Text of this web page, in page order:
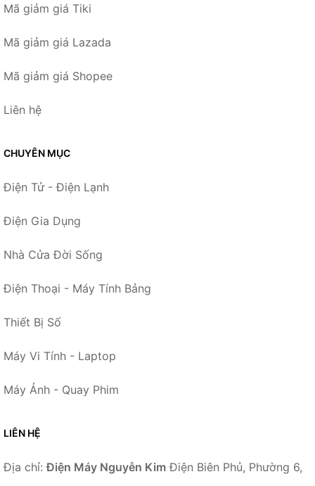
Mã giảm giá Tiki
Mã giảm giá Lazada
Mã giảm giá Shopee
Liên hệ
CHUYÊN MỤC
Điện Tử - Điện Lạnh
Điện Gia Dụng
Nhà Cửa Đời Sống
Điện Thoại - Máy Tính Bảng
Thiết Bị Số
Máy Vi Tính - Laptop
Máy Ảnh - Quay Phim
LIÊN HỆ
Địa chỉ:Điện Máy Nguyễn Kim Điện Biên Phủ, Phường 6,